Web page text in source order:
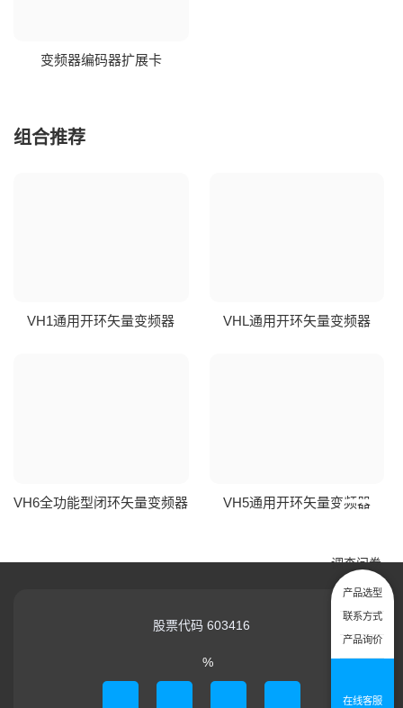
变频器编码器扩展卡
组合推荐
VH1通用开环矢量变频器 VHL通用开环矢量变频器
VH6全功能型闭环矢量变频器 VH5通用开环矢量变频器
股票代码 603416
%
调查问卷
产品选型
联系方式
技术服务热
产品询价
在线客服